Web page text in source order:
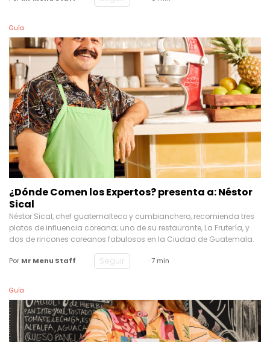
Guía
¿Dónde Comen los Expertos? presenta a: Néstor
Sical
Néstor Sical, chef guatemalteco y cumbianchero, recomienda tres
platos de influencia coreana; uno de su restaurante, La Frutería, y
dos de rincones coreanos fabulosos en la Ciudad de Guatemala.
Por Mr Menu Staff Seguir · 7 min
Guía